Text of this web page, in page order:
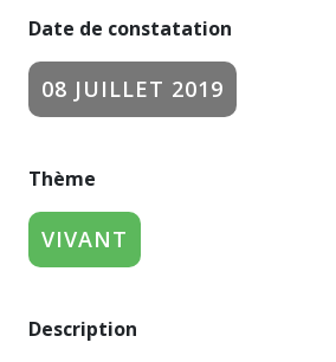
Date de constatation
08 JUILLET 2019
Thème
VIVANT
Description